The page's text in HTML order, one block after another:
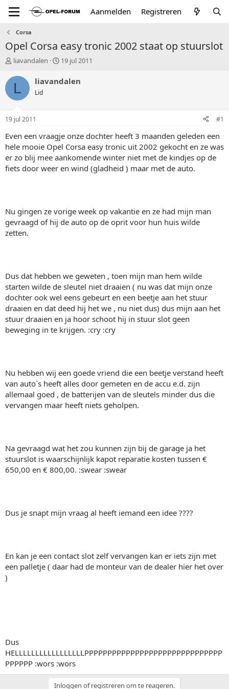
Aanmelden Registreren
Corsa
Opel Corsa easy tronic 2002 staat op stuurslot
T
p
t
a
r
t
e
r
liavandalen
S
a
u
m
19 jul 2011
L liavandalen
Lid
19 jul 2011 #1
Even een vraagje onze dochter heeft 3 maanden geleden een
hele mooie Opel Corsa easy tronic uit 2002 gekocht en ze was
er zo blij mee aankomende winter niet met de kindjes op de
fiets door weer en wind (gladheid ) maar met de auto.
Nu gingen ze vorige week op vakantie en ze had mijn man
gevraagd of hij de auto op de oprit voor hun huis wilde
zetten.
Dus dat hebben we geweten , toen mijn man hem wilde
starten wilde de sleutel niet draaien ( nu was dat mijn onze
dochter ook wel eens gebeurt en een beetje aan het stuur
draaien en dat deed hij het we , nu niet dus) dus mijn aan het
stuur draaien en ja hoor schoot hij in stuur slot geen
beweging in te krijgen. :cry :cry
Nu hebben wij een goede vriend die een beetje verstand heeft
van auto`s heeft alles door gemeten en de accu e.d. zijn
allemaal goed , de batterijen van de sleutels minder dus die
vervangen maar heeft niets geholpen.
Na gevraagd wat het zou kunnen zijn bij de garage ja het
stuurslot is waarschijnlijk kapot reparatie kosten tussen €
650,00 en € 800,00. :swear :swear
Dus je snapt mijn vraag al heeft iemand een idee ????
En kan je een contact slot zelf vervangen kan er iets zijn met
een palletje ( daar had de monteur van de dealer hier het over
)
Dus
HELLLLLLLLLLLLLLLLLPPPPPPPPPPPPPPPPPPPPPPPPPPPPPP
PPPPPP :wors :wors
Inloggen of registreren om te reageren.